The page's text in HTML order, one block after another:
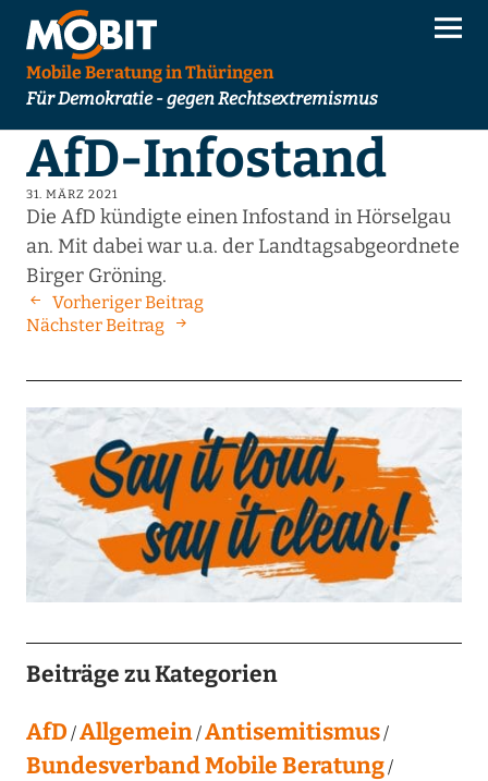
Mobile Beratung in Thüringen
Für Demokratie - gegen Rechtsextremismus
AfD-Infostand
31. MÄRZ 2021
Die AfD kündigte einen Infostand in Hörselgau
an. Mit dabei war u.a. der Landtagsabgeordnete
Birger Gröning.
Vorheriger Beitrag
Nächster Beitrag
Beiträge zu Kategorien
AfD Allgemein Antisemitismus
Bundesverband Mobile Beratung